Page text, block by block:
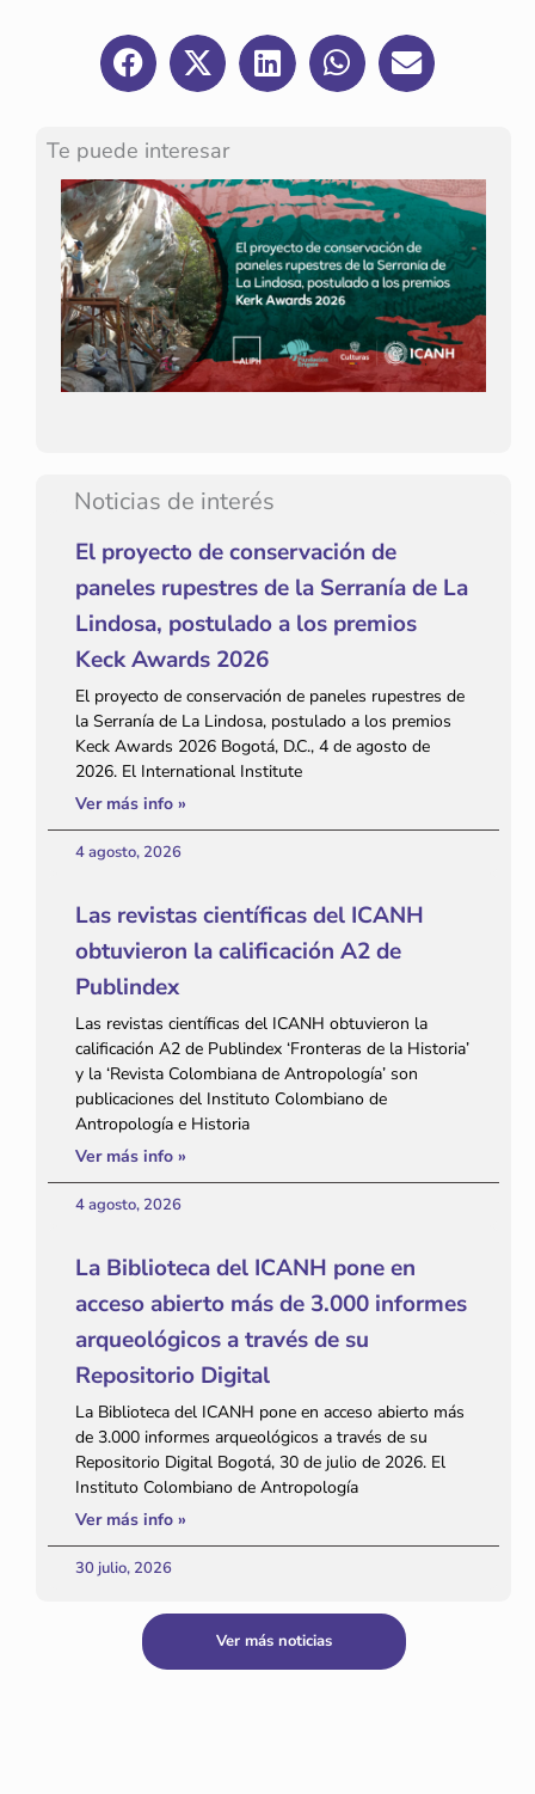
Noticias de interés
El proyecto de conservación de
paneles rupestres de la Serranía de La
Lindosa, postulado a los premios
Keck Awards 2026
El proyecto de conservación de paneles rupestres de
la Serranía de La Lindosa, postulado a los premios
Keck Awards 2026 Bogotá, D.C., 4 de agosto de
2026. El International Institute
Ver más info »
4 agosto, 2026
Las revistas científicas del ICANH
obtuvieron la calificación A2 de
Publindex
Las revistas científicas del ICANH obtuvieron la
calificación A2 de Publindex ‘Fronteras de la Historia’
y la ‘Revista Colombiana de Antropología’ son
publicaciones del Instituto Colombiano de
Antropología e Historia
Ver más info »
4 agosto, 2026
La Biblioteca del ICANH pone en
acceso abierto más de 3.000 informes
arqueológicos a través de su
Repositorio Digital
La Biblioteca del ICANH pone en acceso abierto más
de 3.000 informes arqueológicos a través de su
Repositorio Digital Bogotá, 30 de julio de 2026. El
Instituto Colombiano de Antropología
Ver más info »
30 julio, 2026
Ver más noticias
Te puede interesar